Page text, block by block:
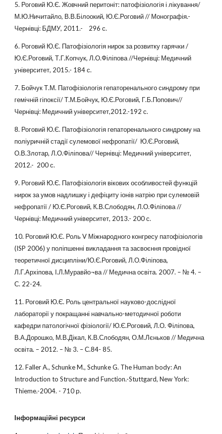
5. Роговий Ю.Є. Жовчний перитоніт: патофізіологія і лікування/
М.Ю.Ничитайло, В.В.Білоокий, Ю.Є.Роговий // Монографія.-
Чернівці: БДМУ, 2011.- 296 с.
6. Роговий Ю.Є. Патофізіологія нирок за розвитку гарячки /
Ю.Є.Роговий, Т.Г.Копчук, Л.О.Філіпова //Чернівці: Медичний
університет, 2015.- 184 с.
7. Бойчук Т.М. Патофізіологія гепаторенального синдрому при
гемічній гіпоксії/ Т.М.Бойчук, Ю.Є.Роговий, Г.Б.Попович//
Чернівці: Медичний університет,2012.-192 с.
8. Роговий Ю.Є. Патофізіологія гепаторенального синдрому на
поліуричній стадії сулемової нефропатії/ Ю.Є.Роговий,
О.В.Злотар, Л.О.Філіпова// Чернівці: Медичний університет,
2012.- 200 с.
9. Роговий Ю.Є. Патофізіологія вікових особливостей функцій
нирок за умов надлишку і дефіциту іонів натрію при сулемовій
нефропатії / Ю.Є.Роговий, К.В.Слободян, Л.О.Філіпова //
Чернівці: Медичний університет, 2013.- 200 с.
10. Роговий Ю.Є. Роль V Міжнародного конгресу патофізіологів
(ISP 2006) у поліпшенні викладання та засвоєння провідної
теоретичної дисципліни/Ю.Є.Роговий, Л.О.Філіпова,
Л.Г.Архіпова, І.Л.Муравйо¬ва // Медична освіта. 2007. – № 4. –
С. 22-24.
11. Роговий Ю.Є. Роль центральної науково-дослідної
лабораторії у покращанні навчально-методичної роботи
кафедри патологічної фізіології/ Ю.Є.Роговий, Л.О. Філіпова,
В.А.Дорошко, М.В.Дікал, К.В.Слободян, О.М.Лєньков // Медична
освіта. – 2012. – № 3. – С.84- 85.
12. Faller A., Schunke M., Schunke G. The Human body: An
Introduction to Structure and Function.-Stuttgard, New York:
Thieme.-2004. - 710 p.
Інформаційні ресурси